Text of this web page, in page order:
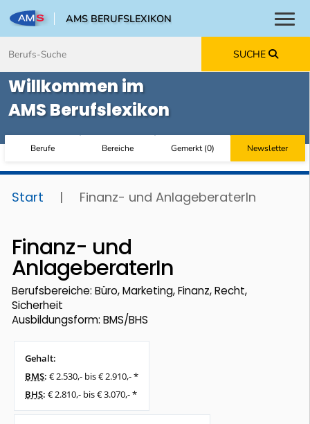
AMS BERUFSLEXIKON
SUCHE
Willkommen im
AMS Berufslexikon
Berufe Bereiche Gemerkt(0) Newsletter
Start | Finanz- und AnlageberaterIn
Finanz- und
AnlageberaterIn
Berufsbereiche: Büro, Marketing, Finanz, Recht,
Sicherheit
Ausbildungsform: BMS/BHS
Gehalt:
BMS: € 2.530,- bis € 2.910,- *
BHS: € 2.810,- bis € 3.070,- *